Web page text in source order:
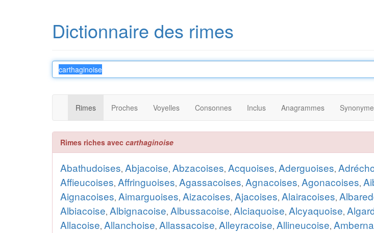
Dictionnaire des rimes
Rimes Proches Voyelles Consonnes Inclus Anagrammes
Rimes riches avec carthaginoise
Abathudoises, Abjacoise, Abzacoises, Acquoises, Aderguoises,
Affieucoises, Affringuoises, Agassacoises, Agnacoises, Agonacoises,
Aignacoises, Aimarguoises, Aizacoises, Ajacoises, Alairacoises,
Albiacoise, Albignacoise, Albussacoise, Alciaquoise, Alcyaquoise,
Allacoise, Allanchoise, Allassacoise, Alleyracoise, Allineucoise,